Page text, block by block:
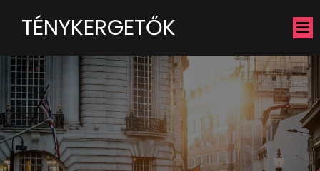
TÉNYKERGETŐK